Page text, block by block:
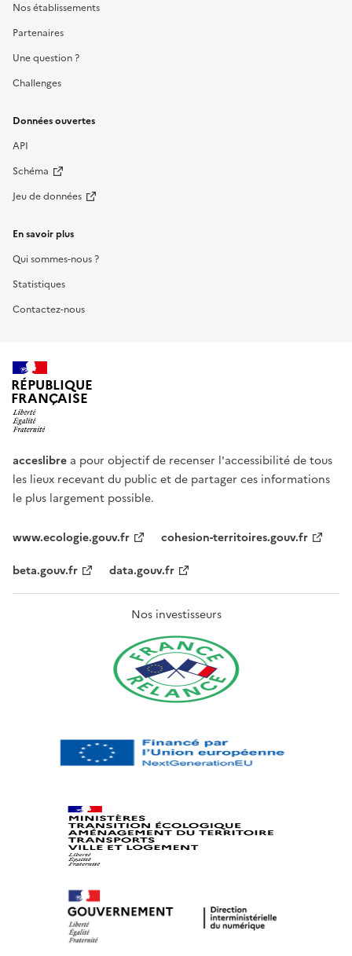
Nos établissements
Partenaires
Une question ?
Challenges
Données ouvertes
API
Schéma
Jeu de données
En savoir plus
Qui sommes-nous ?
Statistiques
Contactez-nous
RÉPUBLIQUE
FRANÇAISE
acceslibre a pour objectif de recenser l'accessibilité de tous
les lieux recevant du public et de partager ces informations
le plus largement possible.
www.ecologie.gouv.fr
cohesion-territoires.gouv.fr
beta.gouv.fr
data.gouv.fr
Nos investisseurs